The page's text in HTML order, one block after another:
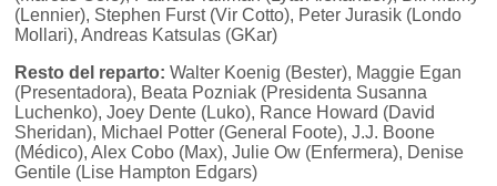
(Lennier), Stephen Furst (Vir Cotto), Peter Jurasik (Londo
Mollari), Andreas Katsulas (GKar)
Resto del reparto: Walter Koenig (Bester), Maggie Egan
(Presentadora), Beata Pozniak (Presidenta Susanna
Luchenko), Joey Dente (Luko), Rance Howard (David
Sheridan), Michael Potter (General Foote), J.J. Boone
(Médico), Alex Cobo (Max), Julie Ow (Enfermera), Denise
Gentile (Lise Hampton Edgars)